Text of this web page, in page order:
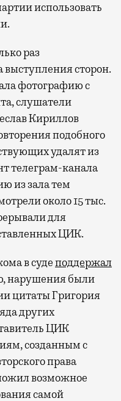
использовать
раз
выступления сторон.
фотографию с
слушатели
Кириллов
подобного
удалят из
телеграм-канала
из зала тем
около 15 тыс.
для
ЦИК.
в судеподдержал
нарушения были
цитаты Григория
других
ЦИК
созданным с
права
возможное
самой